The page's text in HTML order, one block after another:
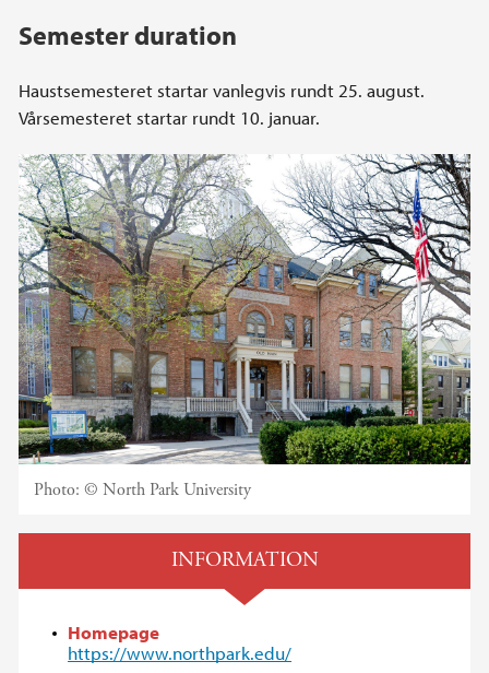
Semester duration
Haustsemesteret startar vanlegvis rundt 25. august.
Vårsemesteret startar rundt 10. januar.
Photo: © North Park University
INFORMATION
Homepage
https://www.northpark.edu/